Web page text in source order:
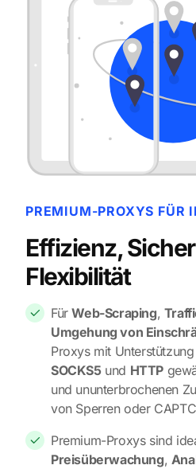
PREMIUM-PROXYS FÜR
Effizienz,
Flexibilität
FürWeb-Scraping,
Umgehung von
Proxys mit
SOCKS5und HTTP
und ununterbrochenen
von Sperren oder
Premium-Proxys sind
Preisüberwachung,